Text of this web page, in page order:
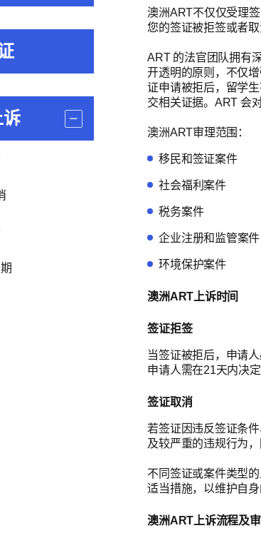
诉
澳洲ART不仅仅受理
您的签证被拒签或者
ART 的法官团队拥有
开透明的原则，不仅
证申请被拒后，留学
交相关证据。ART 会
澳洲ART审理范围：
移民和签证案件
社会福利案件
税务案件
企业注册和监管案件
环境保护案件
澳洲ART上诉时间
签证拒签
当签证被拒后，申请
申请人需在21天内决
签证取消
若签证因违反签证条
及较严重的违规行为
不同签证或案件类型
适当措施，以维护自身
澳洲ART上诉流程及